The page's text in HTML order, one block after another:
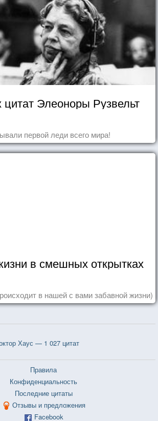
Элеоноры Рузвельт
первой леди всего мира!
в смешных открытках
в нашей с вами забавной жизни)
Хаус — 1 027 цитат
Правила
Конфиденциальность
Последние цитаты
Отзывы и предложения
Facebook